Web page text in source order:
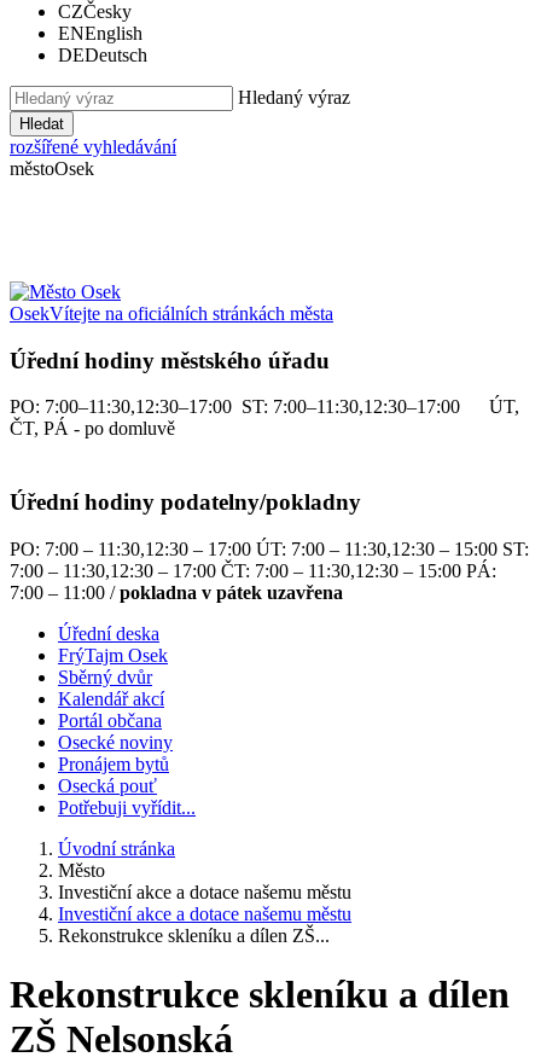
CZČesky
ENEnglish
DEDeutsch
Hledaný výraz
Hledat
rozšířené vyhledávání
městoOsek
OsekVítejte na oficiálních stránkách města
Úřední hodiny městského úřadu
PO: 7:00–11:30,12:30–17:00 ST: 7:00–11:30,12:30–17:00 ÚT,
ČT, PÁ - po domluvě
Úřední hodiny podatelny/pokladny
PO: 7:00 – 11:30,12:30 – 17:00 ÚT: 7:00 – 11:30,12:30 – 15:00 ST:
7:00 – 11:30,12:30 – 17:00 ČT: 7:00 – 11:30,12:30 – 15:00 PÁ:
7:00 – 11:00 /pokladna v pátek uzavřena
Úřední deska
FrýTajm Osek
Sběrný dvůr
Kalendář akcí
Portál občana
Osecké noviny
Pronájem bytů
Osecká pouť
Potřebuji vyřídit...
Úvodní stránka
Město
Investiční akce a dotace našemu městu
Investiční akce a dotace našemu městu
Rekonstrukce skleníku a dílen ZŠ...
Rekonstrukce skleníku a dílen
ZŠ Nelsonská